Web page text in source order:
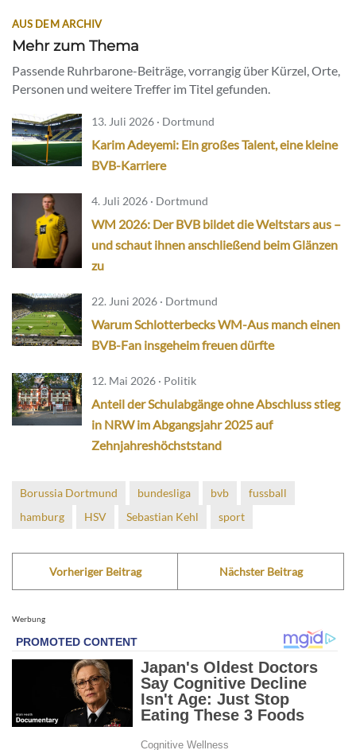
AUS DEM ARCHIV
Mehr zum Thema
Passende Ruhrbarone-Beiträge, vorrangig über Kürzel, Orte,
Personen und weitere Treffer im Titel gefunden.
13. Juli 2026 · Dortmund
Karim Adeyemi: Ein großes Talent, eine kleine
BVB-Karriere
4. Juli 2026 · Dortmund
WM 2026: Der BVB bildet die Weltstars aus –
und schaut ihnen anschließend beim Glänzen
zu
22. Juni 2026 · Dortmund
Warum Schlotterbecks WM-Aus manch einen
BVB-Fan insgeheim freuen dürfte
12. Mai 2026 · Politik
Anteil der Schulabgänge ohne Abschluss stieg
in NRW im Abgangsjahr 2025 auf
Zehnjahreshöchststand
Borussia Dortmund bundesliga bvb
fussball
hamburg
HSV Sebastian Kehl sport
Vorheriger Beitrag Nächster Beitrag
Werbung